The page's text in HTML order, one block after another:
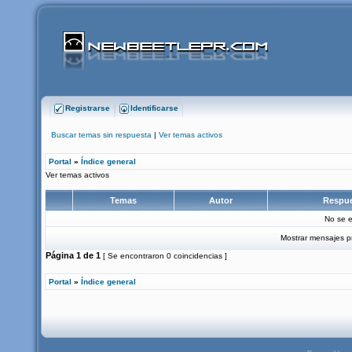
Registrarse Identificarse
Buscar temas sin respuesta | Ver temas activos
Portal » Índice general
Ver temas activos
Temas Autor
No se
Mostrar mensajes
Página 1 de 1 [ Se encontraron 0 coincidencias ]
Portal » Índice general